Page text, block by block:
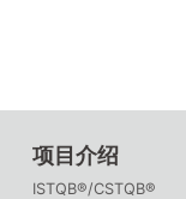
项目介绍
ISTQB®/CSTQB®